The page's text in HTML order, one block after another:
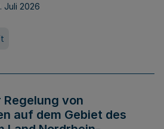
Juli 2026
von
auf dem Gebiet des